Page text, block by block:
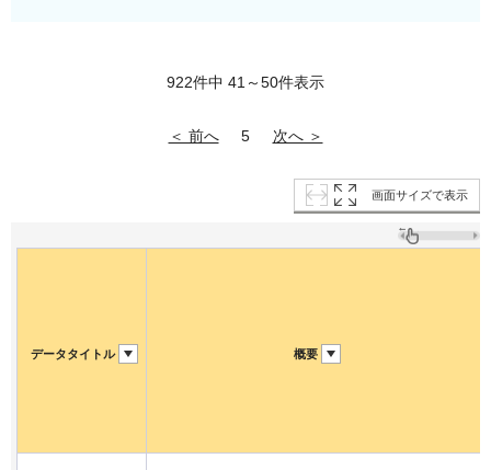
922件中 41～50件表示
＜ 前へ 5 次へ ＞
画面サイズで表示
データタイトル 概要